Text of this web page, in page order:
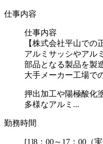
仕事内容
仕事内容
【株式会社平山での
アルミサッシやアル
部品となる製品を製
大手メーカー工場で
押出加工や陽極酸化
多様なアルミ...
勤務時間
[1]8：00～17：00（